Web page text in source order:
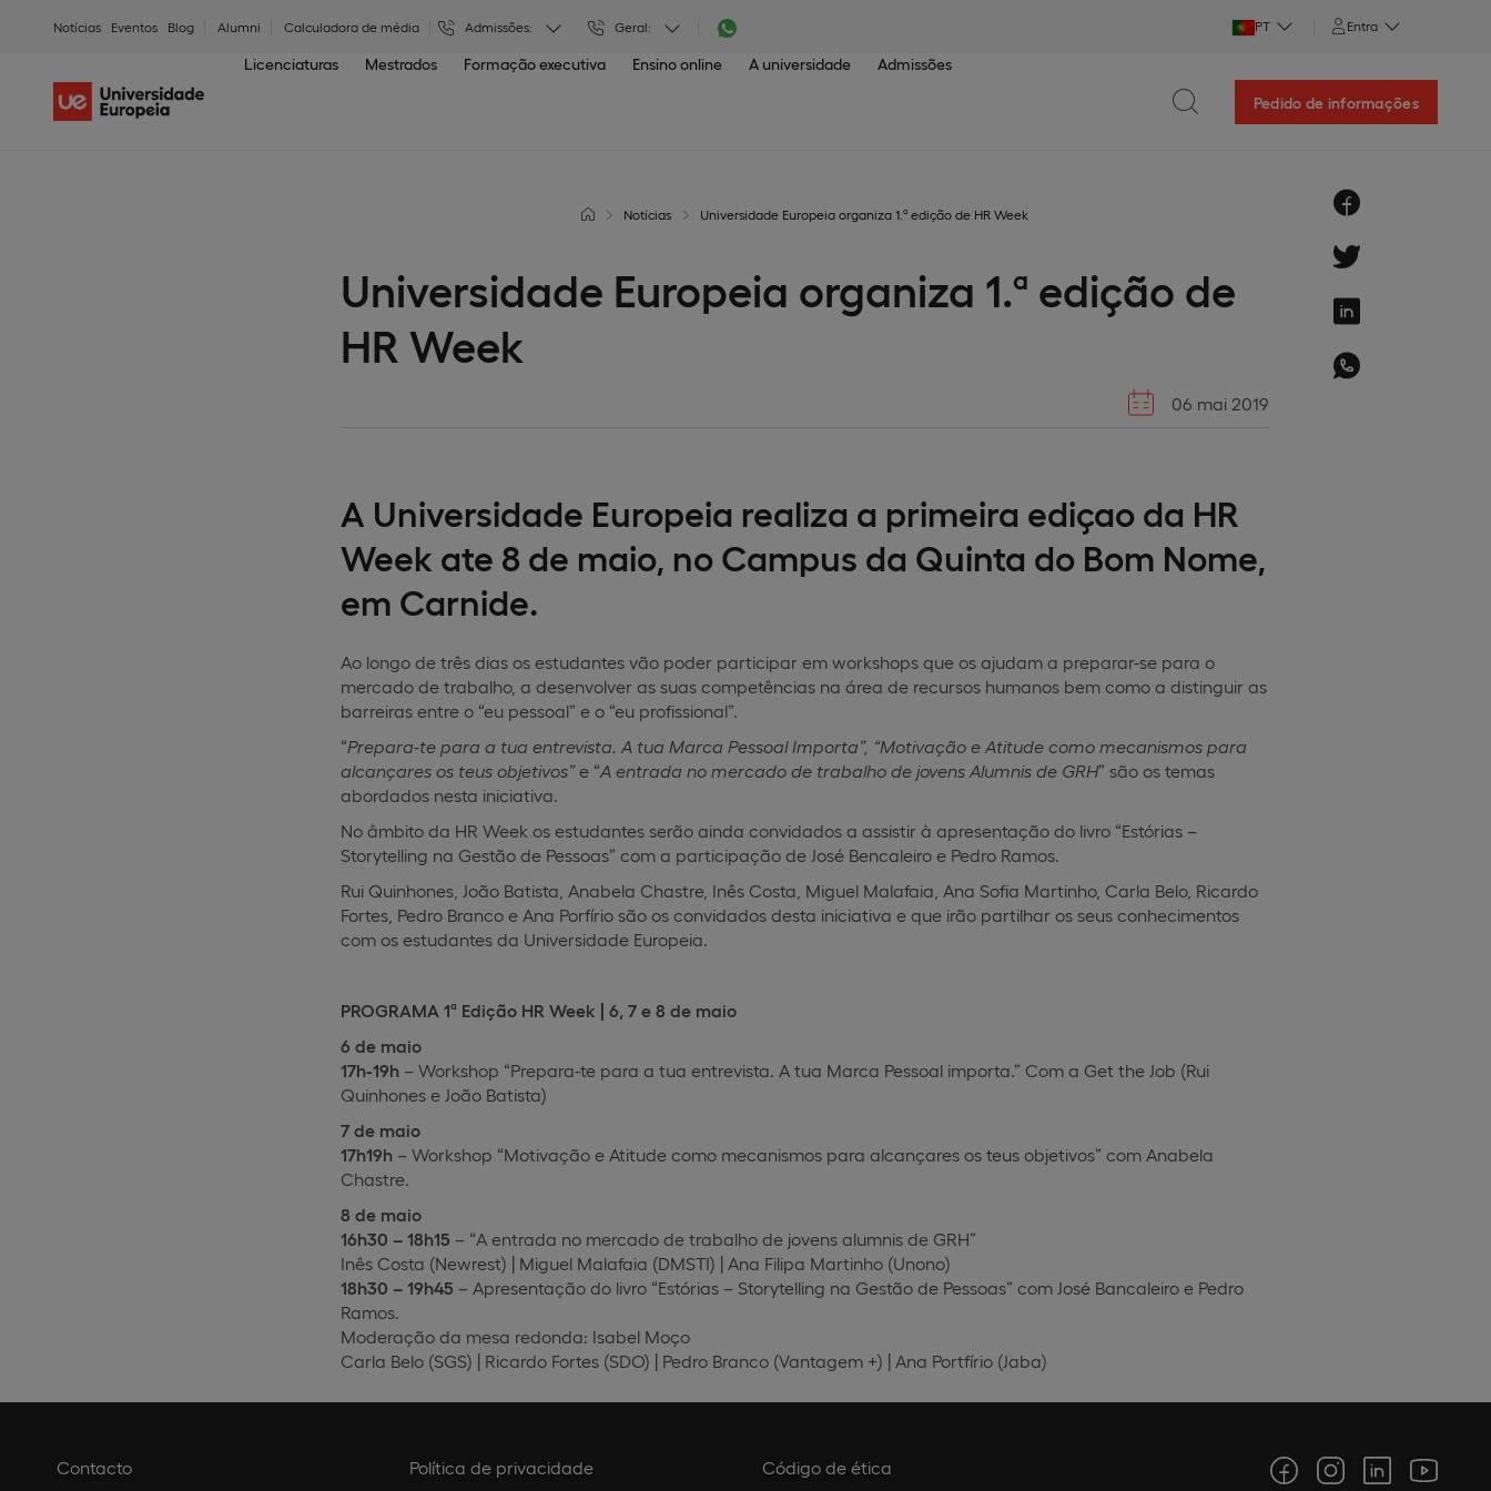
Notícias Eventos Blog Alumni Calculadora de média Admissões: Geral: PT Entra
Licenciaturas Mestrados Formação executiva Ensino online A universidade Admissões
Pedido de informações
Notícias Universidade Europeia organiza 1.ª edição de HR Week
Universidade Europeia organiza 1.ª edição de
HR Week
06 mai 2019
A Universidade Europeia realiza a primeira ediçao da HR
Week ate 8 de maio, no Campus da Quinta do Bom Nome,
em Carnide.
Ao longo de três dias os estudantes vão poder participar em workshops que os ajudam a preparar-se para o
mercado de trabalho, a desenvolver as suas competências na área de recursos humanos bem como a distinguir as
barreiras entre o “eu pessoal” e o “eu profissional”.
“Prepara-te para a tua entrevista. A tua Marca Pessoal Importa”, “Motivação e Atitude como mecanismos para
alcançares os teus objetivos”e “A entrada no mercado de trabalho de jovens Alumnis de GRH” são os temas
abordados nesta iniciativa.
No âmbito da HR Week os estudantes serão ainda convidados a assistir à apresentação do livro “Estórias –
Storytelling na Gestão de Pessoas” com a participação de José Bencaleiro e Pedro Ramos.
Rui Quinhones, João Batista, Anabela Chastre, Inês Costa, Miguel Malafaia, Ana Sofia Martinho, Carla Belo, Ricardo
Fortes, Pedro Branco e Ana Porfírio são os convidados desta iniciativa e que irão partilhar os seus conhecimentos
com os estudantes da Universidade Europeia.
PROGRAMA 1ª Edição HR Week | 6, 7 e 8 de maio
6 de maio
17h-19h– Workshop “Prepara-te para a tua entrevista. A tua Marca Pessoal importa.” Com a Get the Job (Rui
Quinhones e João Batista)
7 de maio
17h19h– Workshop “Motivação e Atitude como mecanismos para alcançares os teus objetivos” com Anabela
Chastre.
8 de maio
16h30 – 18h15 – “A entrada no mercado de trabalho de jovens alumnis de GRH”
Inês Costa (Newrest) | Miguel Malafaia (DMSTI) | Ana Filipa Martinho (Unono)
18h30 – 19h45 – Apresentação do livro “Estórias – Storytelling na Gestão de Pessoas” com José Bancaleiro e Pedro
Ramos.
Moderação da mesa redonda: Isabel Moço
Carla Belo (SGS) | Ricardo Fortes (SDO) | Pedro Branco (Vantagem +) | Ana Portfírio (Jaba)
Contacto
Política de privacidade
Código de ética